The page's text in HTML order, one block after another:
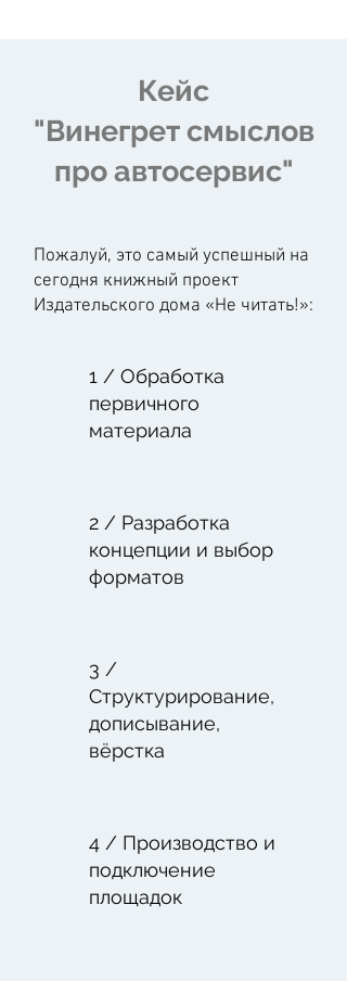
Кейс
"Винегрет смыслов
про автосервис"
Пожалуй, это самый успешный на
сегодня книжный проект
Издательского дома «Не читать!»:
1 / Обработка
первичного
материала
2 / Разработка
концепции и выбор
форматов
3 /
Структурирование,
дописывание,
вёрстка
4 / Производство и
подключение
площадок